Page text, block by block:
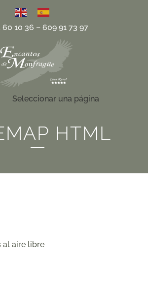
60 10 36 – 609 91 73 97
HTML
al aire libre